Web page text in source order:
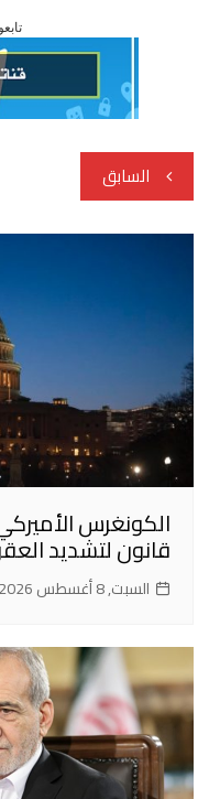
تصفّح
المقالات
السابق
الكونغرس
قانون لتشديد
السبت, 8 أغسطس 2026, 0:39